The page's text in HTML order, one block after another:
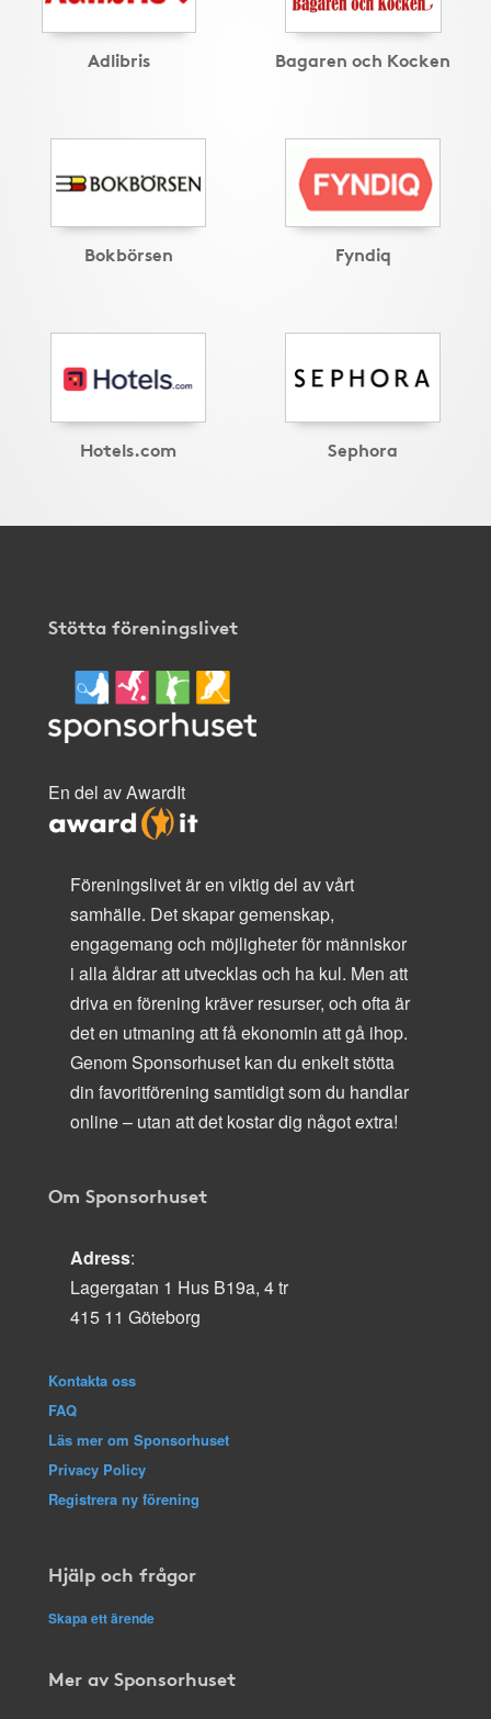
Adlibris Bagaren och Kocken
Bokbörsen Fyndiq
Hotels.com Sephora
Stötta föreningslivet
En del av AwardIt
Föreningslivet är en viktig del av vårt
samhälle. Det skapar gemenskap,
engagemang och möjligheter för människor
i alla åldrar att utvecklas och ha kul. Men att
driva en förening kräver resurser, och ofta är
det en utmaning att få ekonomin att gå ihop.
Genom Sponsorhuset kan du enkelt stötta
din favoritförening samtidigt som du handlar
online – utan att det kostar dig något extra!
Om Sponsorhuset
Adress:
Lagergatan 1 Hus B19a, 4 tr
415 11 Göteborg
Kontakta oss
FAQ
Läs mer om Sponsorhuset
Privacy Policy
Registrera ny förening
Hjälp och frågor
Skapa ett ärende
Mer av Sponsorhuset